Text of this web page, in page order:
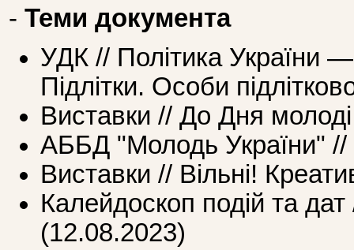
- Теми документа
УДК // Політика України
Підлітки. Особи
Виставки // До Дня молоді
АББД "Молодь України" //
Виставки // Вільні!
Калейдоскоп подій та
(12.08.2023)